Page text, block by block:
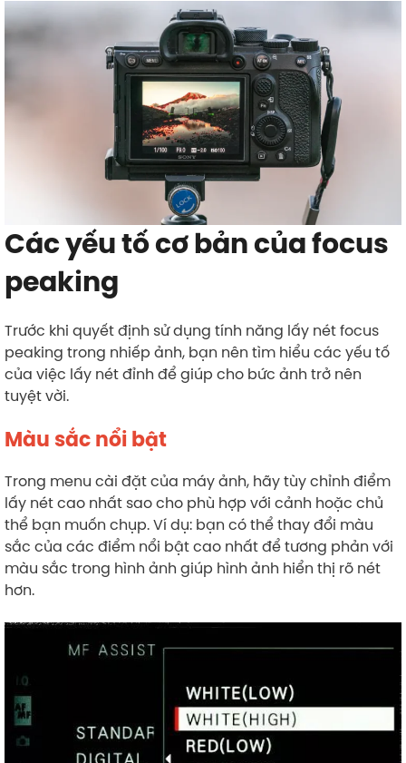
Các yếu tố cơ bản của focus
peaking
Trước khi quyết định sử dụng tính năng lấy nét focus
peaking trong nhiếp ảnh, bạn nên tìm hiểu các yếu tố
của việc lấy nét đỉnh để giúp cho bức ảnh trở nên
tuyệt vời.
Màu sắc nổi bật
Trong menu cài đặt của máy ảnh, hãy tùy chỉnh điểm
lấy nét cao nhất sao cho phù hợp với cảnh hoặc chủ
thể bạn muốn chụp. Ví dụ: bạn có thể thay đổi màu
sắc của các điểm nổi bật cao nhất để tương phản với
màu sắc trong hình ảnh giúp hình ảnh hiển thị rõ nét
hơn.